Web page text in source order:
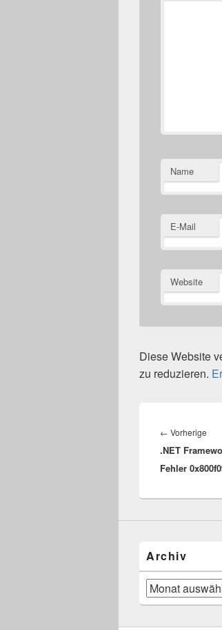
Name
E-Mail
Website
Diese Website
zu reduzieren.
← Vorherige
.NET
Fehler
Archiv
Archiv